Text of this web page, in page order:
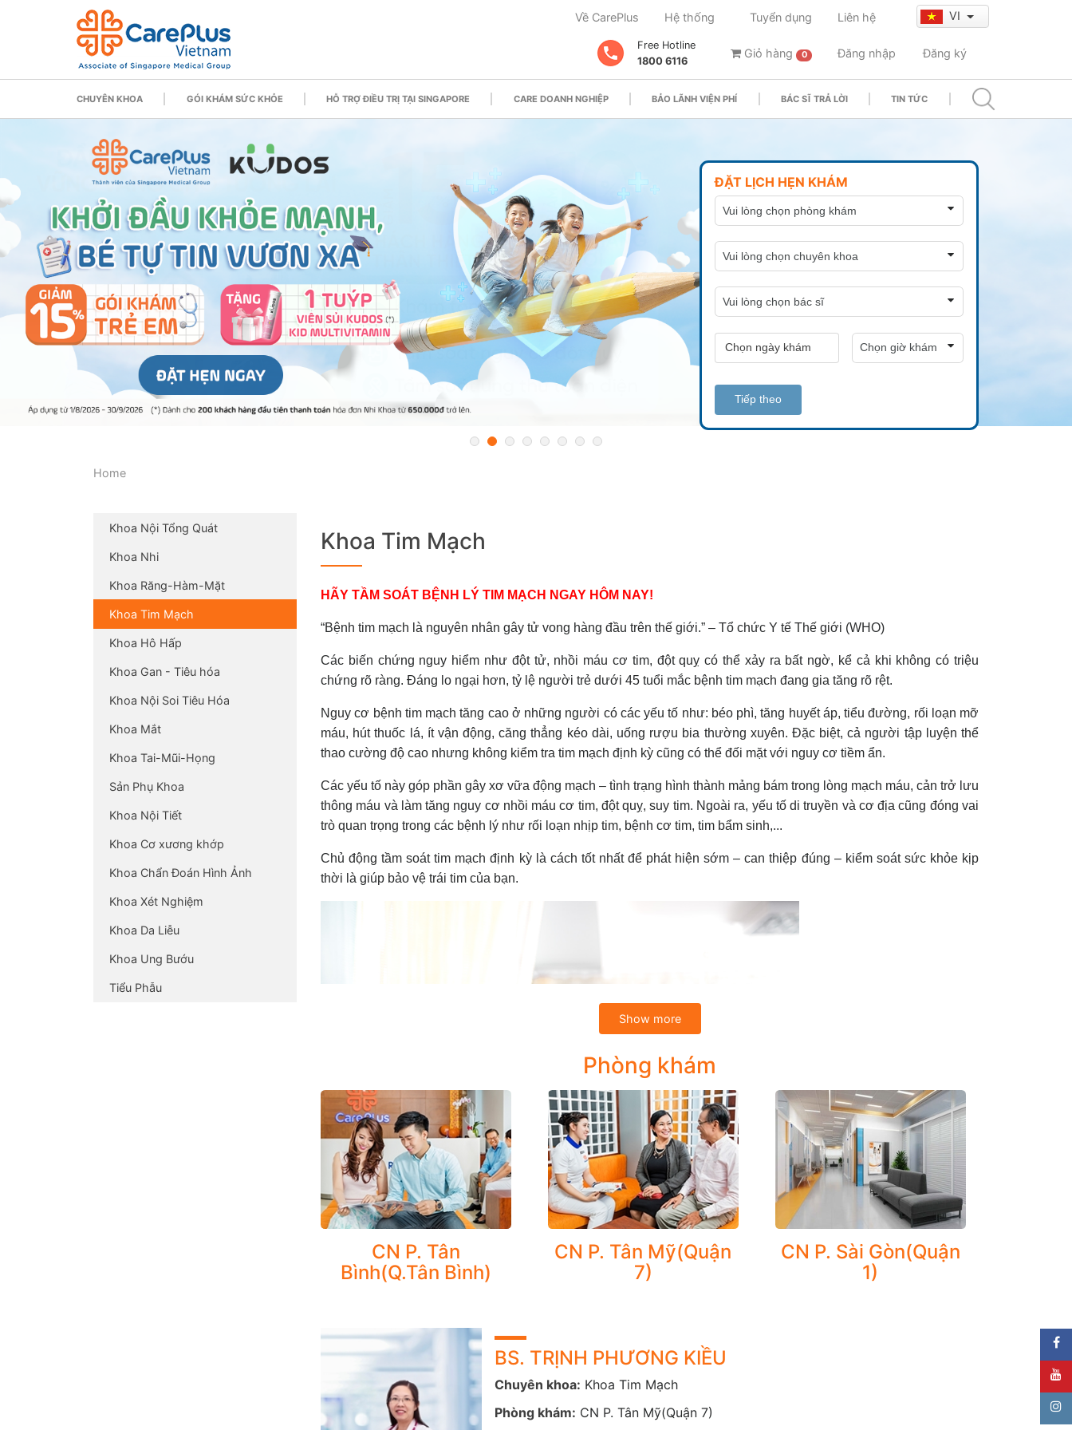
Về CarePlus Hệ thống Tuyển dụng Liên hệ VI
Free Hotline
1800 6116
Giỏ hàng 0 Đăng nhập Đăng ký
CHUYÊN KHOA GÓI KHÁM SỨC KHỎE HỖ TRỢ ĐIỀU TRỊ TẠI SINGAPORE CARE DOANH NGHIỆP BẢO LÃNH VIỆN PHÍ BÁC SĨ TRẢ LỜI TIN TỨC
ĐẶT LỊCH HẸN KHÁM
Tiếp theo
Home
Khoa Tim Mạch
HÃY TẦM SOÁT BỆNH LÝ TIM MẠCH NGAY HÔM NAY!
“Bệnh tim mạch là nguyên nhân gây tử vong hàng đầu trên thế giới.” – Tổ chức Y tế Thế giới (WHO)
Các biến chứng nguy hiểm như đột tử, nhồi máu cơ tim, đột quỵ có thể xảy ra bất ngờ, kể cả khi không có triệu
chứng rõ ràng. Đáng lo ngại hơn, tỷ lệ người trẻ dưới 45 tuổi mắc bệnh tim mạch đang gia tăng rõ rệt.
Nguy cơ bệnh tim mạch tăng cao ở những người có các yếu tố như: béo phì, tăng huyết áp, tiểu đường, rối loạn mỡ
máu, hút thuốc lá, ít vận động, căng thẳng kéo dài, uống rượu bia thường xuyên. Đặc biệt, cả người tập luyện thể
thao cường độ cao nhưng không kiểm tra tim mạch định kỳ cũng có thể đối mặt với nguy cơ tiềm ẩn.
Các yếu tố này góp phần gây xơ vữa động mạch – tình trạng hình thành mảng bám trong lòng mạch máu, cản trở lưu
thông máu và làm tăng nguy cơ nhồi máu cơ tim, đột quỵ, suy tim. Ngoài ra, yếu tố di truyền và cơ địa cũng đóng vai
trò quan trọng trong các bệnh lý như rối loạn nhịp tim, bệnh cơ tim, tim bẩm sinh,...
Chủ động tầm soát tim mạch định kỳ là cách tốt nhất để phát hiện sớm – can thiệp đúng – kiểm soát sức khỏe kịp
thời là giúp bảo vệ trái tim của bạn.
DỊCH VỤ NỔI BẬT
stent), bệnh cơ tim (phì đại do rượu...), suy tim, loạn nhịp tim, béo phì và rối loạn chuyển hóa...
Đặc biệt, khoa Tim mạch tại CarePlus được trang bị các phương tiện và công nghệ đển quản lý bệnh Tim mạch và
Chuyển hóa mãn tính.
Quản lý bệnh Tim mạch là khái niệm mới đối với người Việt Nam, tuy nhiên đây là phương pháp hiệu quả đã được
Show more
Phòng khám
CN P. Tân
Bình(Q.Tân Bình)
CN P. Tân Mỹ(Quận
7)
CN P. Sài Gòn(Quận
1)
BS. TRỊNH PHƯƠNG KIỀU
Chuyên khoa: Khoa Tim Mạch
Phòng khám: CN P. Tân Mỹ(Quận 7)
Khoa Nội Tổng Quát
Khoa Nhi
Khoa Răng-Hàm-Mặt
Khoa Tim Mạch
Khoa Hô Hấp
Khoa Gan - Tiêu hóa
Khoa Nội Soi Tiêu Hóa
Khoa Mắt
Khoa Tai-Mũi-Họng
Sản Phụ Khoa
Khoa Nội Tiết
Khoa Cơ xương khớp
Khoa Chẩn Đoán Hình Ảnh
Khoa Xét Nghiệm
Khoa Da Liễu
Khoa Ung Bướu
Tiểu Phẫu